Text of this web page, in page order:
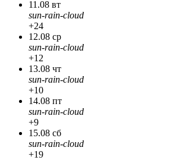
11.08 вт
sun-rain-cloud
+24
12.08 ср
sun-rain-cloud
+12
13.08 чт
sun-rain-cloud
+10
14.08 пт
sun-rain-cloud
+9
15.08 сб
sun-rain-cloud
+19